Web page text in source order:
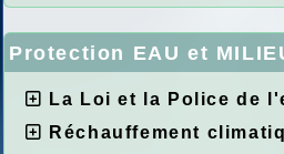
Protection EAU et
La Loi et la Police de
Réchauffement